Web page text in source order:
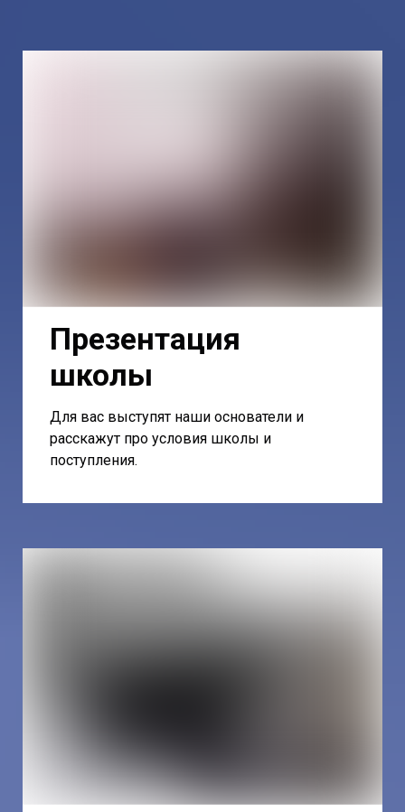
Презентация
школы
Для вас выступят наши основатели и
расскажут про условия школы и
поступления.